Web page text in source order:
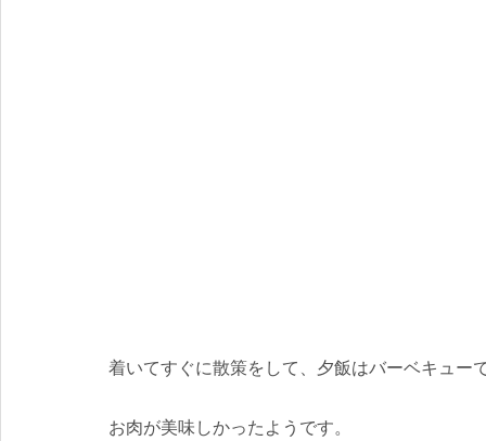
着いてすぐに散策をして、夕飯はバーベキュー
お肉が美味しかったようです。